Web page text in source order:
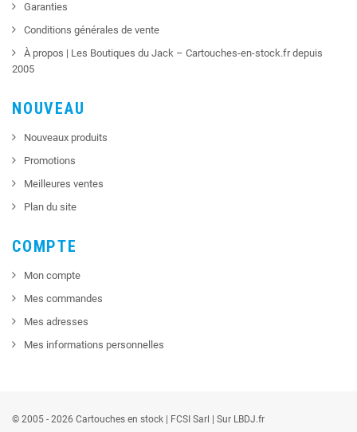
Garanties
Conditions générales de vente
À propos | Les Boutiques du Jack – Cartouches-en-stock.fr depuis
2005
NOUVEAU
Nouveaux produits
Promotions
Meilleures ventes
Plan du site
COMPTE
Mon compte
Mes commandes
Mes adresses
Mes informations personnelles
© 2005 - 2026 Cartouches en stock | FCSI Sarl | Sur LBDJ.fr